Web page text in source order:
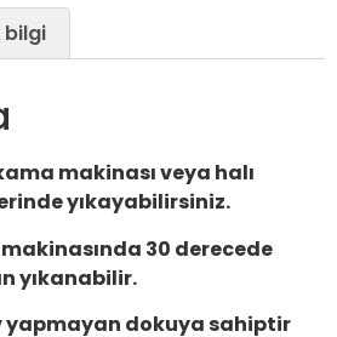
bilgi
makinası veya halı
yıkayabilirsiniz.
30 derecede
yıkanabilir.
dokuya sahiptir